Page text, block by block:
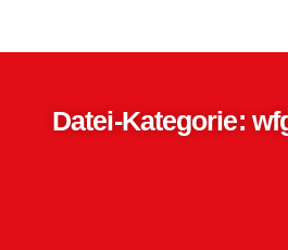
Datei-Kategorie: